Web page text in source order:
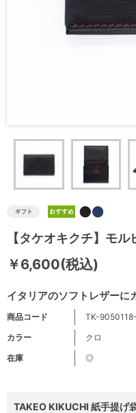
【タケオキクチ】モ
イタリアのソフトレザーに
￥6,600(税込)
商品コード
TK-
カラー
クロ
在庫
◎
TAKEO KIKUCHI 紙手提げ